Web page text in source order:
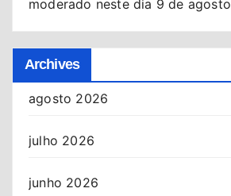
moderado neste dia 9 de agosto
Archives
agosto 2026
julho 2026
junho 2026